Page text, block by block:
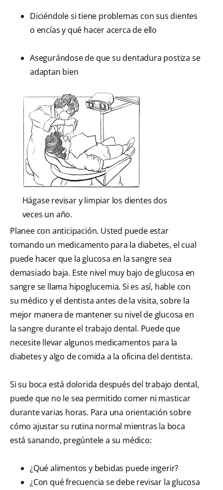
Diciéndole si tiene problemas con sus dientes
o encías y qué hacer acerca de ello
Asegurándose de que su dentadura postiza se
adaptan bien
Hágase revisar y limpiar los dientes dos
veces un año.
Planee con anticipación. Usted puede estar
tomando un medicamento para la diabetes, el cual
puede hacer que la glucosa en la sangre sea
demasiado baja. Este nivel muy bajo de glucosa en
sangre se llama hipoglucemia. Si es así, hable con
su médico y el dentista antes de la visita, sobre la
mejor manera de mantener su nivel de glucosa en
la sangre durante el trabajo dental. Puede que
necesite llevar algunos medicamentos para la
diabetes y algo de comida a la oficina del dentista.
Si su boca está dolorida después del trabajo dental,
puede que no le sea permitido comer ni masticar
durante varias horas. Para una orientación sobre
cómo ajustar su rutina normal mientras la boca
está sanando, pregúntele a su médico:
¿Qué alimentos y bebidas puede ingerir?
¿Con qué frecuencia se debe revisar la glucosa